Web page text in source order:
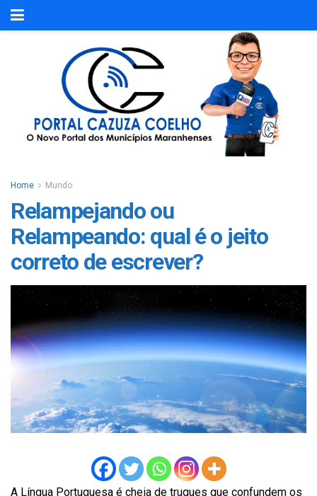
Home Mundo
Relampejando ou
Relampeando: qual é o jeito
correto de escrever?
A Língua Portuguesa é cheia de truques que confundem os